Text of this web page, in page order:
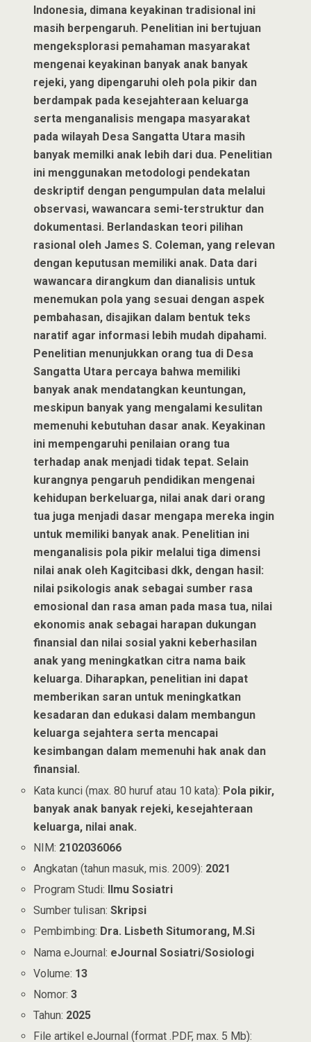
Indonesia, dimana keyakinan tradisional ini
masih berpengaruh. Penelitian ini bertujuan
mengeksplorasi pemahaman masyarakat
mengenai keyakinan banyak anak banyak
rejeki, yang dipengaruhi oleh pola pikir dan
berdampak pada kesejahteraan keluarga
serta menganalisis mengapa masyarakat
pada wilayah Desa Sangatta Utara masih
banyak memilki anak lebih dari dua. Penelitian
ini menggunakan metodologi pendekatan
deskriptif dengan pengumpulan data melalui
observasi, wawancara semi-terstruktur dan
dokumentasi. Berlandaskan teori pilihan
rasional oleh James S. Coleman, yang relevan
dengan keputusan memiliki anak. Data dari
wawancara dirangkum dan dianalisis untuk
menemukan pola yang sesuai dengan aspek
pembahasan, disajikan dalam bentuk teks
naratif agar informasi lebih mudah dipahami.
Penelitian menunjukkan orang tua di Desa
Sangatta Utara percaya bahwa memiliki
banyak anak mendatangkan keuntungan,
meskipun banyak yang mengalami kesulitan
memenuhi kebutuhan dasar anak. Keyakinan
ini mempengaruhi penilaian orang tua
terhadap anak menjadi tidak tepat. Selain
kurangnya pengaruh pendidikan mengenai
kehidupan berkeluarga, nilai anak dari orang
tua juga menjadi dasar mengapa mereka ingin
untuk memiliki banyak anak. Penelitian ini
menganalisis pola pikir melalui tiga dimensi
nilai anak oleh Kagitcibasi dkk, dengan hasil:
nilai psikologis anak sebagai sumber rasa
emosional dan rasa aman pada masa tua, nilai
ekonomis anak sebagai harapan dukungan
finansial dan nilai sosial yakni keberhasilan
anak yang meningkatkan citra nama baik
keluarga. Diharapkan, penelitian ini dapat
memberikan saran untuk meningkatkan
kesadaran dan edukasi dalam membangun
keluarga sejahtera serta mencapai
kesimbangan dalam memenuhi hak anak dan
finansial.
Kata kunci (max. 80 huruf atau 10 kata): Pola pikir,
banyak anak banyak rejeki, kesejahteraan
keluarga, nilai anak.
NIM: 2102036066
Angkatan (tahun masuk, mis. 2009): 2021
Program Studi: Ilmu Sosiatri
Sumber tulisan:Skripsi
Pembimbing: Dra. Lisbeth Situmorang, M.Si
Nama eJournal: eJournal Sosiatri/Sosiologi
Volume: 13
Nomor:3
Tahun: 2025
File artikel eJournal (format .PDF, max. 5 Mb):